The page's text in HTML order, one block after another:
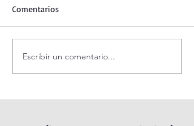
¡3 motivos para la
Transfiguración!
Comentarios
Escribir un comentario...